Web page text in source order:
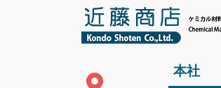
本社